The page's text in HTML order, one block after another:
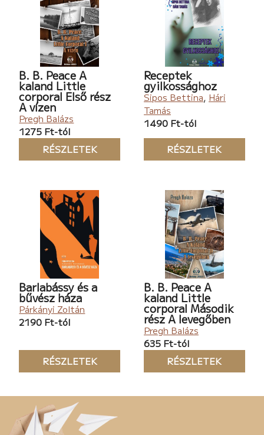
B. B. Peace A
kaland Little
corporal Első rész
A vízen
Pregh Balázs
1275 Ft-tól
RÉSZLETEK
Receptek
gyilkossághoz
Sipos Bettina, Hári
Tamás
1490 Ft-tól
RÉSZLETEK
Barlabássy és a
bűvész háza
Párkányi Zoltán
2190 Ft-tól
RÉSZLETEK
B. B. Peace A
kaland Little
corporal Második
rész A levegőben
Pregh Balázs
635 Ft-tól
RÉSZLETEK